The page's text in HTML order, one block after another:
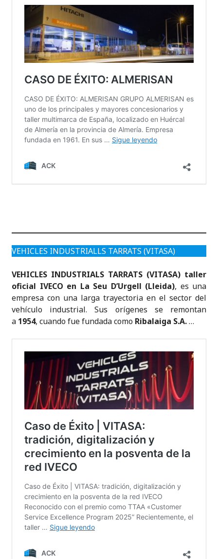
VEHICLES INDUSTRIALLS TARRATS (VITASA)
VEHICLES INDUSTRIALS TARRATS (VITASA) taller
oficial IVECO en La Seu D’Urgell (Lleida), es una
empresa con una larga trayectoria en el sector del
vehículo industrial. Sus orígenes se remontan
a 1954, cuando fue fundada como Ribalaiga S.A.…